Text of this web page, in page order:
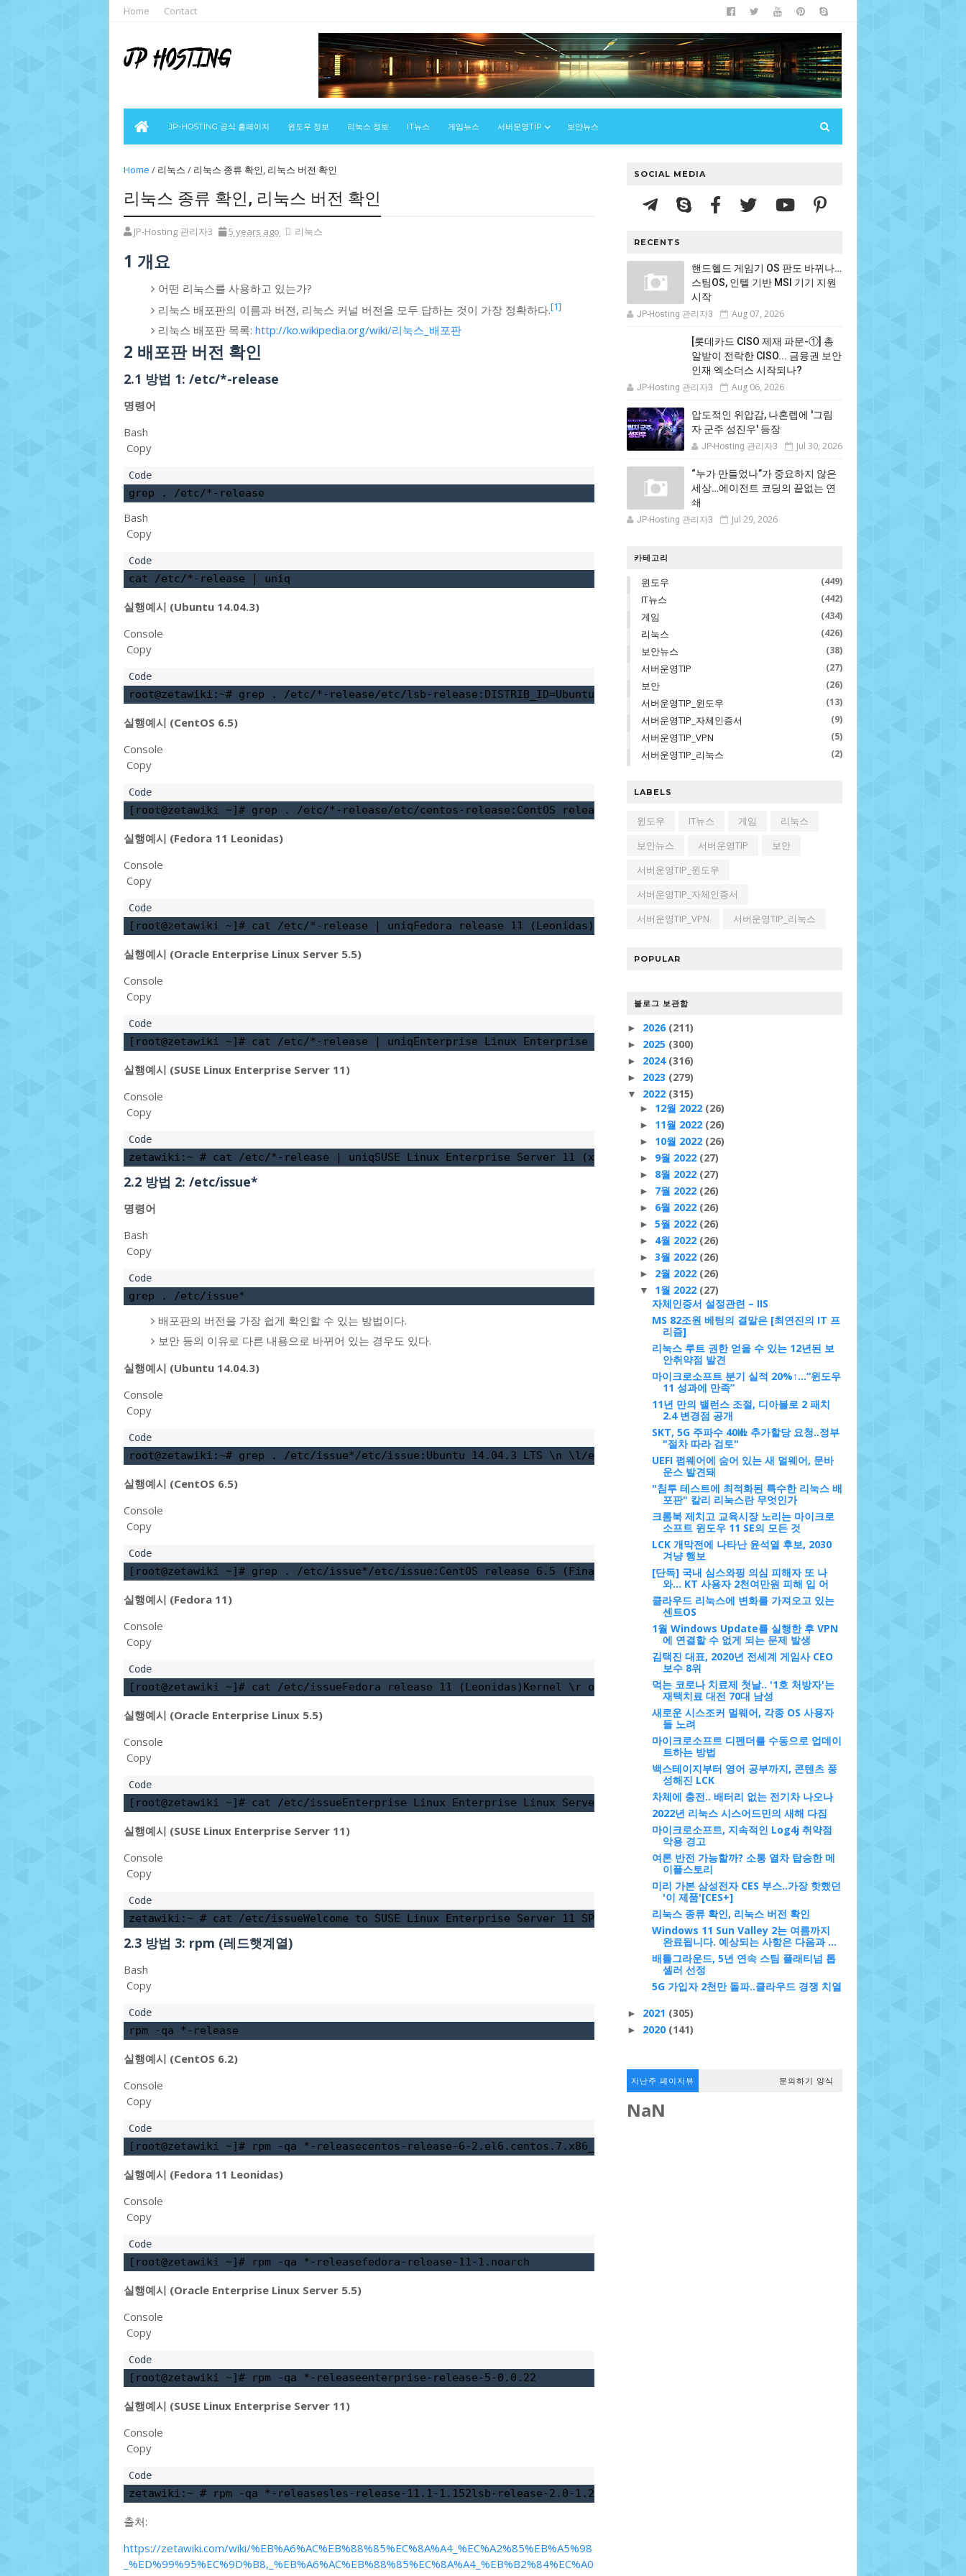
Home Contact
JP-HOSTING 공식 홈페이지 윈도우 정보 리눅스 정보 IT뉴스 게임뉴스 서버운영TIP 보안뉴스
Home / 리눅스 / 리눅스 종류 확인, 리눅스 버전 확인
리눅스 종류 확인, 리눅스 버전 확인
JP-Hosting 관리자3 5 years ago 리눅스
1 개요
어떤 리눅스를 사용하고 있는가?
리눅스 배포판의 이름과 버전, 리눅스 커널 버전을 모두 답하는 것이 가장 정확하다.[1]
리눅스 배포판 목록: http://ko.wikipedia.org/wiki/리눅스_배포판
2 배포판 버전 확인
2.1 방법 1: /etc/*-release
명령어
Bash
Copy
grep . /etc/*-release
Bash
Copy
cat /etc/*-release | uniq
실행예시 (Ubuntu 14.04.3)
Console
Copy
root@zetawiki:~# grep . /etc/*-release/etc/lsb-release:DISTRIB_ID=Ubuntu /etc/lsb-release:DISTRIB_RELEASE=14.04
실행예시 (CentOS 6.5)
Console
Copy
[root@zetawiki ~]# grep . /etc/*-release/etc/centos-release:CentOS release 6.5 (Final)
실행예시 (Fedora 11 Leonidas)
Console
Copy
[root@zetawiki ~]# cat /etc/*-release | uniqFedora release 11 (Leonidas)
실행예시 (Oracle Enterprise Linux Server 5.5)
Console
Copy
[root@zetawiki ~]# cat /etc/*-release | uniqEnterprise Linux Enterprise Linux Server release 5.5 (Carthage)
실행예시 (SUSE Linux Enterprise Server 11)
Console
Copy
zetawiki:~ # cat /etc/*-release | uniqSUSE Linux Enterprise Server 11 (x86_64) VERSION = 11PATCHLEVEL = 1
2.2 방법 2: /etc/issue*
명령어
Bash
Copy
grep . /etc/issue*
배포판의 버전을 가장 쉽게 확인할 수 있는 방법이다.
보안 등의 이유로 다른 내용으로 바뀌어 있는 경우도 있다.
실행예시 (Ubuntu 14.04.3)
Console
Copy
root@zetawiki:~# grep . /etc/issue*/etc/issue:Ubuntu 14.04.3 LTS \n \l /etc/issue.net:Ubuntu 14.04.3 LTS
실행예시 (CentOS 6.5)
Console
Copy
[root@zetawiki ~]# grep . /etc/issue*/etc/issue:CentOS release 6.5 (Final) /etc/issue:Kernel \r on an \m/etc/issue.net:CentOS
실행예시 (Fedora 11)
Console
Copy
[root@zetawiki ~]# cat /etc/issueFedora release 11 (Leonidas) Kernel \r on an \m (\l)
실행예시 (Oracle Enterprise Linux 5.5)
Console
Copy
[root@zetawiki ~]# cat /etc/issueEnterprise Linux Enterprise Linux Server release 5.5 (Carthage)Kernel \r on an \m
실행예시 (SUSE Linux Enterprise Server 11)
Console
Copy
zetawiki:~ # cat /etc/issueWelcome to SUSE Linux Enterprise Server 11 SP1  (x86_64) - Kernel \r (\l).
2.3 방법 3: rpm (레드햇계열)
Bash
Copy
rpm -qa *-release
실행예시 (CentOS 6.2)
Console
Copy
[root@zetawiki ~]# rpm -qa *-releasecentos-release-6-2.el6.centos.7.x86_64
실행예시 (Fedora 11 Leonidas)
Console
Copy
[root@zetawiki ~]# rpm -qa *-releasefedora-release-11-1.noarch
실행예시 (Oracle Enterprise Linux Server 5.5)
Console
Copy
[root@zetawiki ~]# rpm -qa *-releaseenterprise-release-5-0.0.22
실행예시 (SUSE Linux Enterprise Server 11)
Console
Copy
zetawiki:~ # rpm -qa *-releasesles-release-11.1-1.152lsb-release-2.0-1.2.18
출처:
https://zetawiki.com/wiki/%EB%A6%AC%EB%88%85%EC%8A%A4_%EC%A2%85%EB%A5%98
_%ED%99%95%EC%9D%B8,_%EB%A6%AC%EB%88%85%EC%8A%A4_%EB%B2%84%EC%A0
SOCIAL MEDIA
RECENTS
핸드헬드 게임기 OS 판도 바뀌나…
스팀OS, 인텔 기반 MSI 기기 지원
시작
JP-Hosting 관리자3 Aug 07, 2026
[롯데카드 CISO 제재 파문-①] 총
알받이 전락한 CISO... 금융권 보안
인재 엑소더스 시작되나?
JP-Hosting 관리자3 Aug 06, 2026
압도적인 위압감, 나혼렙에 '그림
자 군주 성진우' 등장
JP-Hosting 관리자3 Jul 30, 2026
“누가 만들었나”가 중요하지 않은
세상…에이전트 코딩의 끝없는 연
쇄
JP-Hosting 관리자3 Jul 29, 2026
카테고리
윈도우 (449)
IT뉴스 (442)
게임 (434)
리눅스 (426)
보안뉴스 (38)
서버운영TIP (27)
보안 (26)
서버운영TIP_윈도우 (13)
서버운영TIP_자체인증서 (9)
서버운영TIP_VPN (5)
서버운영TIP_리눅스 (2)
LABELS
윈도우 IT뉴스 게임
리눅스
보안뉴스
서버운영TIP
보안
서버운영TIP_윈도우
서버운영TIP_자체인증서
서버운영TIP_VPN
서버운영TIP_리눅스
POPULAR
블로그 보관함
► 2026 (211)
► 2025 (300)
► 2024 (316)
► 2023 (279)
▼ 2022 (315)
► 12월 2022 (26)
► 11월 2022 (26)
► 10월 2022 (26)
► 9월 2022 (27)
► 8월 2022 (27)
► 7월 2022 (26)
► 6월 2022 (26)
► 5월 2022 (26)
► 4월 2022 (26)
► 3월 2022 (26)
► 2월 2022 (26)
▼ 1월 2022 (27)
자체인증서 설정관련 – IIS
MS 82조원 베팅의 결말은 [최연진의 IT 프
리즘]
리눅스 루트 권한 얻을 수 있는 12년된 보
안취약점 발견
마이크로소프트 분기 실적 20%↑…“윈도우
11 성과에 만족”
11년 만의 밸런스 조절, 디아블로 2 패치
2.4 변경점 공개
SKT, 5G 주파수 40㎒ 추가할당 요청..정부
"절차 따라 검토"
UEFI 펌웨어에 숨어 있는 새 멀웨어, 문바
운스 발견돼
"침투 테스트에 최적화된 특수한 리눅스 배
포판" 칼리 리눅스란 무엇인가
크롬북 제치고 교육시장 노리는 마이크로
소프트 윈도우 11 SE의 모든 것
LCK 개막전에 나타난 윤석열 후보, 2030
겨냥 행보
[단독] 국내 심스와핑 의심 피해자 또 나
와... KT 사용자 2천여만원 피해 입 어
클라우드 리눅스에 변화를 가져오고 있는
센트OS
1월 Windows Update를 실행한 후 VPN
에 연결할 수 없게 되는 문제 발생
김택진 대표, 2020년 전세계 게임사 CEO
보수 8위
먹는 코로나 치료제 첫날.. '1호 처방자'는
재택치료 대전 70대 남성
새로운 시스조커 멀웨어, 각종 OS 사용자
들 노려
마이크로소프트 디펜더를 수동으로 업데이
트하는 방법
백스테이지부터 영어 공부까지, 콘텐츠 풍
성해진 LCK
차체에 충전.. 배터리 없는 전기차 나오나
2022년 리눅스 시스어드민의 새해 다짐
마이크로소프트, 지속적인 Log4j 취약점
악용 경고
여론 반전 가능할까? 소통 열차 탑승한 메
이플스토리
미리 가본 삼성전자 CES 부스..가장 핫했던
'이 제품'[CES+]
리눅스 종류 확인, 리눅스 버전 확인
Windows 11 Sun Valley 2는 여름까지
완료됩니다. 예상되는 사항은 다음과 ...
배틀그라운드, 5년 연속 스팀 플래티넘 톱
셀러 선정
5G 가입자 2천만 돌파..클라우드 경쟁 치열
► 2021 (305)
► 2020 (141)
지난주 페이지뷰 문의하기 양식
NaN